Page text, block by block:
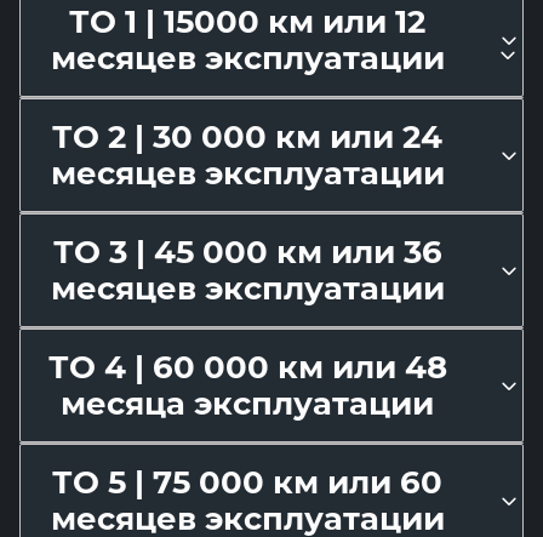
ТО 1 | 15000 км или 12
месяцев эксплуатации
ТО 2 | 30 000 км или 24
месяцев эксплуатации
ТО 3 | 45 000 км или 36
месяцев эксплуатации
ТО 4 | 60 000 км или 48
месяца эксплуатации
ТО 5 | 75 000 км или 60
месяцев эксплуатации